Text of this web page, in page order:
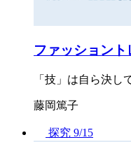
ファッショント
「技」は自ら決し
藤岡篤子
探究 9/15